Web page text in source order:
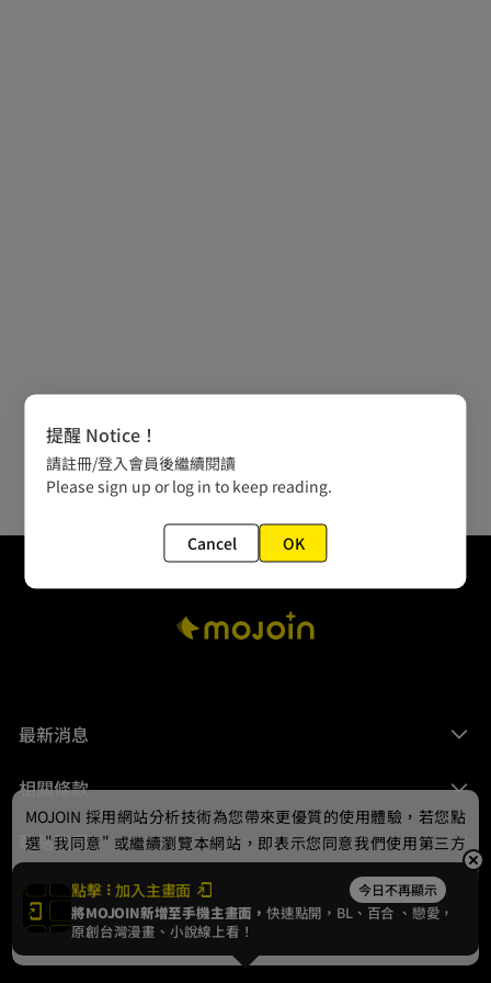
最新消息
相關條款
聯絡我們
© 2024 gamania Digital Entertainment Co., Ltd.
點擊 加入主畫面 今日不再顯示
將MOJOIN新增至手機主畫面，快速點開，BL、 百合 、戀愛，
原創台灣漫畫、小說線上看！
MOJOIN 採用網站分析技術為您帶來更優質的使用體驗，若您點
選 "我同意" 或繼續瀏覽本網站，即表示您同意我們使用第三方
Cookie，欲瞭解更多資訊請見隱私權政策。
我同意
提醒 Notice！
請註冊/登入會員後繼續閱讀
Please sign up or log in to keep reading.
Cancel OK